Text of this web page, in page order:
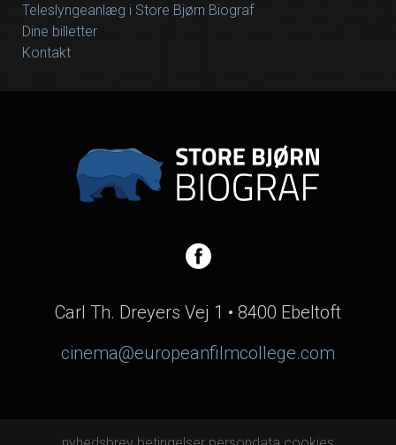
Teleslyngeanlæg i Store Bjørn Biograf
Dine billetter
Kontakt
Carl Th. Dreyers Vej 1 • 8400 Ebeltoft
cinema@europeanfilmcollege.com